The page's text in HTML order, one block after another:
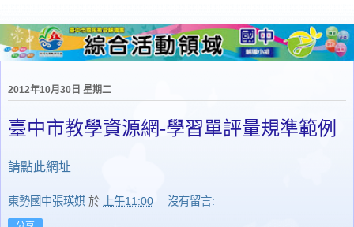
2012年10月30日 星期二
臺中市教學資源網-學習單評量規準範例
請點此網址
東勢國中張瑛娸 於 上午11:00 沒有留言: